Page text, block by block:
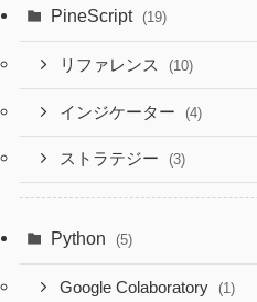
PineScript (19)
リファレンス (10)
インジケーター (4)
ストラテジー (3)
Python (5)
Google Colaboratory (1)